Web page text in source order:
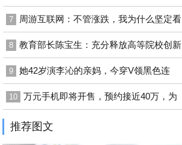
7 周游互联网：不管涨跌，我为什么坚定看
8 教育部长陈宝生：充分释放高等院校创新
9 她42岁演李沁的亲妈，今穿V领黑色连
10 万元手机即将开售，预约接近40万，为
推荐图文